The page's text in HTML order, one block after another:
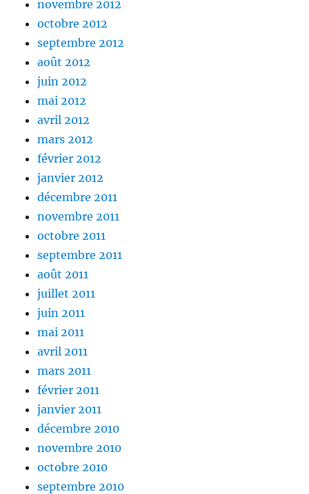
novembre 2012
octobre 2012
septembre 2012
août 2012
juin 2012
mai 2012
avril 2012
mars 2012
février 2012
janvier 2012
décembre 2011
novembre 2011
octobre 2011
septembre 2011
août 2011
juillet 2011
juin 2011
mai 2011
avril 2011
mars 2011
février 2011
janvier 2011
décembre 2010
novembre 2010
octobre 2010
septembre 2010